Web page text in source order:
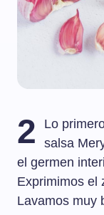
2
Lo
salsa
el germen
Exprimimos el
Lavamos muy